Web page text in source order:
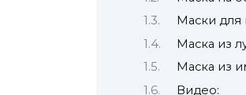
Маски для
Маска из
Маска из
Видео: